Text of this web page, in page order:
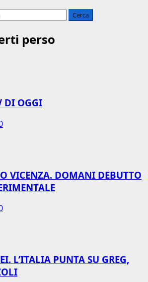
perso
DI OGGI
VICENZA. DOMANI DEBUTTO
L’ITALIA PUNTA SU GREG,